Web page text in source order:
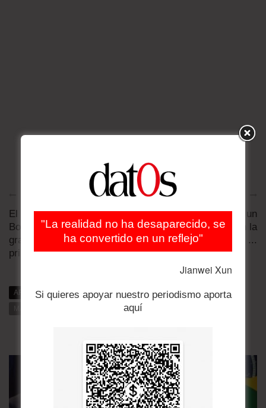
El candidato ultra
Bolsonaro logra una
gran victoria en la
primera vuelta
Las balas caseras: un
nuevo capítulo en la
batalla por las armas ...
ARTÍCULOS RELACIONADOS
MÁS DE DAT0S
"La realidad no ha desaparecido, se
ha convertido en un reflejo"
Jianwei Xun
Si quieres apoyar nuestro periodismo aporta
aquí